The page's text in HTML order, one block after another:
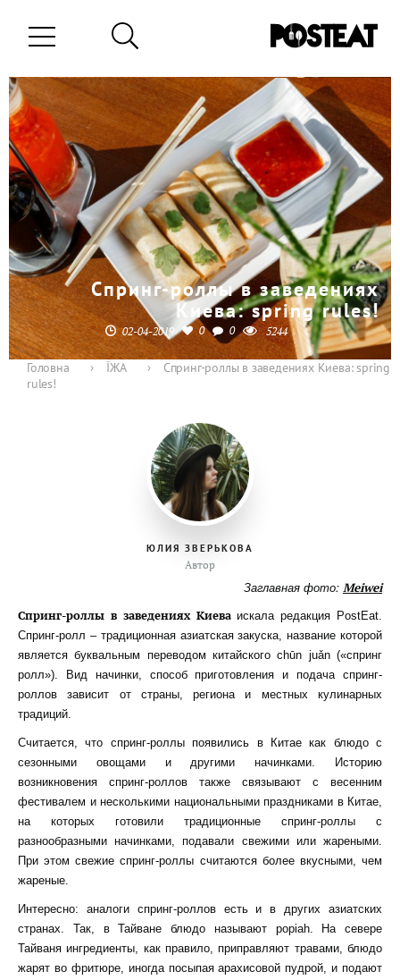
Спринг-роллы в заведениях
Киева: spring rules!
02-04-2019 0 0 5244
Головна › ЇЖА ›
Спринг-роллы в заведениях Киева: spring
rules!
ЮЛИЯ ЗВЕРЬКОВА
Автор
Заглавная фото: Meiwei
Спринг-роллы в заведениях Киеваискала редакция PostEat.
Спринг-ролл – традиционная азиатская закуска, название которой
является буквальным переводом китайского chūn juǎn («спринг
ролл»). Вид начинки, способ приготовления и подача спринг-
роллов зависит от страны, региона и местных кулинарных
традиций.
Считается, что спринг-роллы появились в Китае как блюдо с
сезонными овощами и другими начинками. Историю
возникновения спринг-роллов также связывают с весенним
фестивалем и несколькими национальными праздниками в Китае,
на которых готовили традиционные спринг-роллы с
разнообразными начинками, подавали свежими или жареными.
При этом свежие спринг-роллы считаются более вкусными, чем
жареные.
Интересно: аналоги спринг-роллов есть и в других азиатских
странах. Так, в Тайване блюдо называют popiah. На севере
Тайваня ингредиенты, как правило, приправляют травами, блюдо
жарят во фритюре, иногда посыпая арахисовой пудрой, и подают